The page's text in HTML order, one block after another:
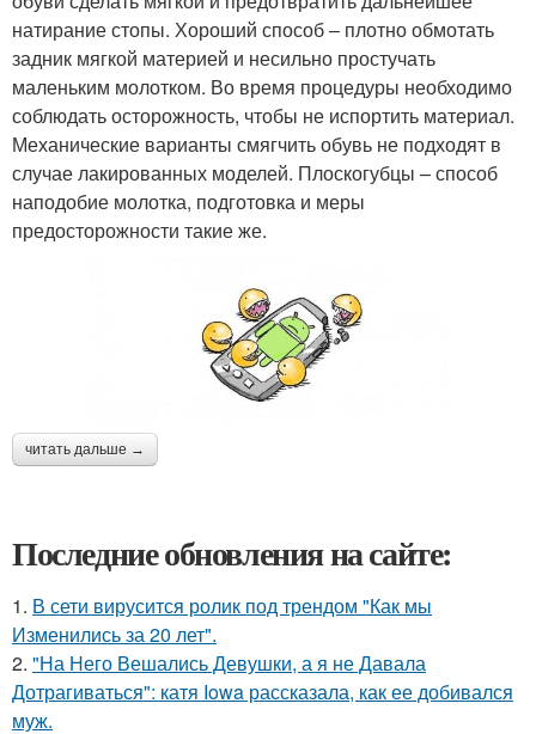
натирание стопы. Хороший способ – плотно обмотать
задник мягкой материей и несильно простучать
маленьким молотком. Во время процедуры необходимо
соблюдать осторожность, чтобы не испортить материал.
Механические варианты смягчить обувь не подходят в
случае лакированных моделей. Плоскогубцы – способ
наподобие молотка, подготовка и меры
предосторожности такие же.
читать дальше →
Последние обновления на сайте:
1. В сети вирусится ролик под трендом "Как мы
Изменились за 20 лет".
2. "На Него Вешались Девушки, а я не Давала
Дотрагиваться": катя Iowa рассказала, как ее добивался
муж.